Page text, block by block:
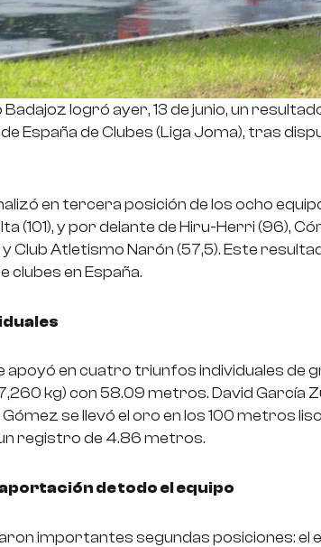
Badajoz logró ayer, 13 de junio, un
España de Clubes (Liga Joma), tras
en tercera posición de los ocho
(101), y por delante de Hiru-Herri (96),
Club Atletismo Narón (57,5). Este
clubes en España.
apoyó en cuatro triunfos individuales de
kg) con 58.09 metros. David
se llevó el oro en los 100 metros
registro de 4.86 metros.
de todo el equipo
importantes segundas posiciones: el